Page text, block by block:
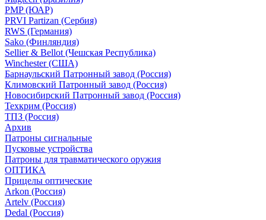
PMP (ЮАР)
PRVI Partizan (Сербия)
RWS (Германия)
Sako (Финляндия)
Sellier & Bellot (Чешская Республика)
Winchester (США)
Барнаульский Патронный завод (Россия)
Климовский Патронный завод (Россия)
Новосибирский Патронный завод (Россия)
Техкрим (Россия)
ТПЗ (Россия)
Архив
Патроны сигнальные
Пусковые устройства
Патроны для травматического оружия
ОПТИКА
Прицелы оптические
Arkon (Россия)
Artelv (Россия)
Dedal (Россия)